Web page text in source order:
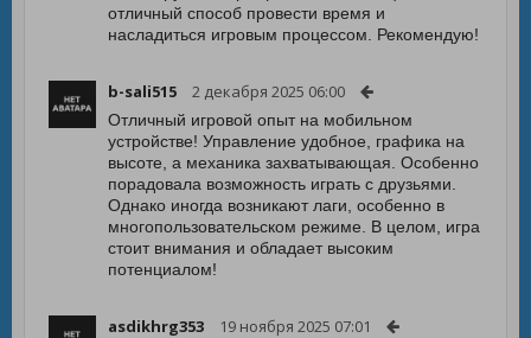
отличный способ провести время и
насладиться игровым процессом. Рекомендую!
b-sali515 2 декабря 2025 06:00
Отличный игровой опыт на мобильном
устройстве! Управление удобное, графика на
высоте, а механика захватывающая. Особенно
порадовала возможность играть с друзьями.
Однако иногда возникают лаги, особенно в
многопользовательском режиме. В целом, игра
стоит внимания и обладает высоким
потенциалом!
asdikhrg353 19 ноября 2025 07:01